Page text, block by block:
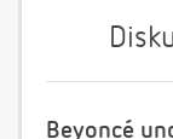
Beyoncé